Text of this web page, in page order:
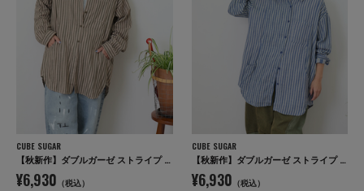
CUBE SUGAR
【秋新作】ダブルガーゼ ストライプ ビッグシャツ
¥6,930 （税込）
CUBE SUGAR
【秋新作】ダブルガーゼ ストライプ ビッグシャツ
¥6,930 （税込）